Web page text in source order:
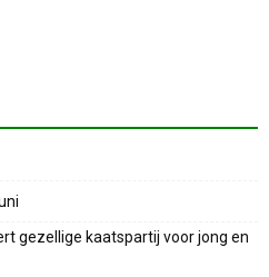
gezellige kaatspartij voor jong en